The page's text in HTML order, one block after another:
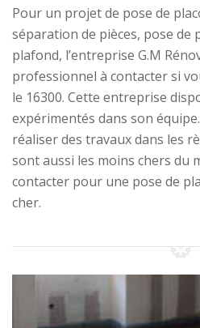
Pour un projet de pose de
séparation de pièces, pose de
plafond, l’entreprise G.M
professionnel à contacter si
le 16300. Cette entreprise
expérimentés dans son
réaliser des travaux dans les
sont aussi les moins chers du
contacter pour une pose de
cher.